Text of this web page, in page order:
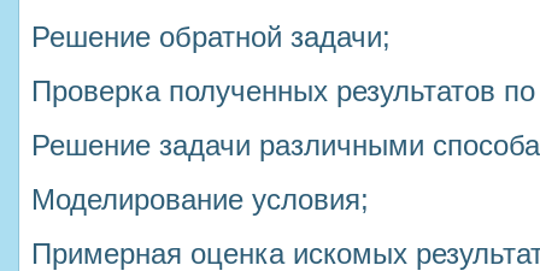
Решение обратной задачи;
Проверка полученных результатов
Решение задачи различными
Моделирование условия;
Примерная оценка искомых